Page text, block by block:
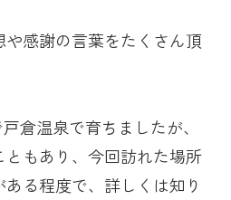
や感謝の言葉をたくさん頂
倉温泉で育ちましたが、
もあり、今回訪れた場所
る程度で、詳しくは知り